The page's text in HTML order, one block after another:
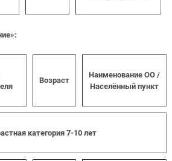
Возраст
Наименование ОО /
Населённый пункт
категория 7-10 лет